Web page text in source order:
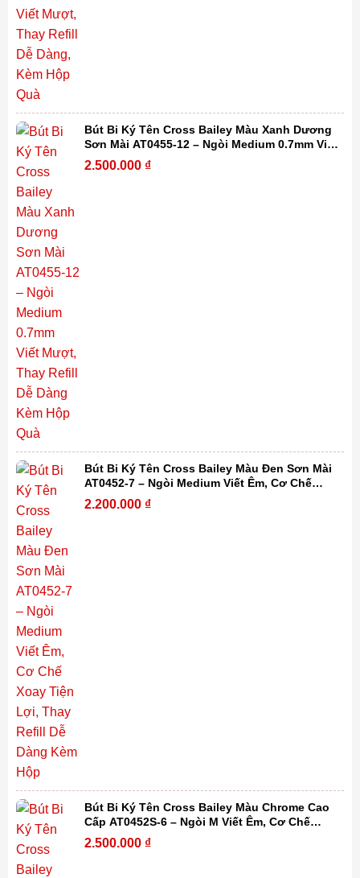
Bút Bi Ký Tên Cross Bailey Màu Xanh Dương
Sơn Mài AT0455-12 – Ngòi Medium 0.7mm Viết
Mượt, Thay Refill Dễ Dàng Kèm Hộp Quà
2.500.000 ₫
Bút Bi Ký Tên Cross Bailey Màu Đen Sơn Mài
AT0452-7 – Ngòi Medium Viết Êm, Cơ Chế
Xoay Tiện Lợi, Thay Refill Dễ Dàng Kèm Hộp
2.200.000 ₫
Bút Bi Ký Tên Cross Bailey Màu Chrome Cao
Cấp AT0452S-6 – Ngòi M Viết Êm, Cơ Chế
Xoay Tiện Lợi, Thay Refill Dễ Dàng Kèm Hộp
2.500.000 ₫